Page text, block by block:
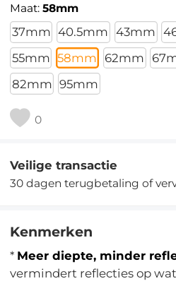
Maat:58mm
37mm 40.5mm 43mm
55mm 58mm 62mm
82mm 95mm
0
Veilige transactie
30 dagen terugbetaling of
Kenmerken
* Meer diepte, minder
vermindert reflecties op